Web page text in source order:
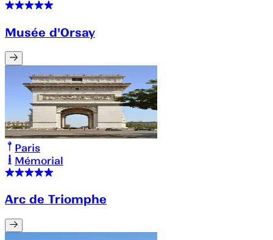
Musée d'Orsay
Paris
Mémorial
Arc de Triomphe